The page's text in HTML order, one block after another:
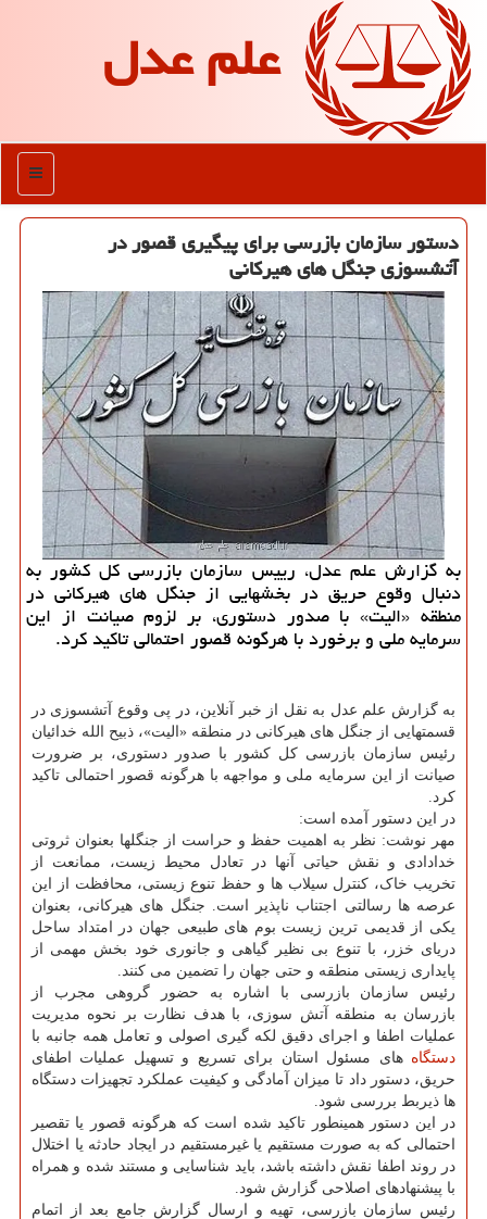
علم عدل
منو
دستور سازمان بازرسی برای پیگیری قصور در
آتشسوزی جنگل های هیرکانی
به گزارش علم عدل، رییس سازمان بازرسی کل کشور به
دنبال وقوع حریق در بخشهایی از جنگل های هیرکانی در
منطقه «الیت» با صدور دستوری، بر لزوم صیانت از این
سرمایه ملی و برخورد با هرگونه قصور احتمالی تاکید کرد.
به گزارش علم عدل به نقل از خبر آنلاین، در پی وقوع آتشسوزی در
قسمتهایی از جنگل های هیرکانی در منطقه «الیت»، ذبیح الله خدائیان
رئیس سازمان بازرسی کل کشور با صدور دستوری، بر ضرورت
صیانت از این سرمایه ملی و مواجهه با هرگونه قصور احتمالی تاکید
کرد.
در این دستور آمده است:
مهر نوشت: نظر به اهمیت حفظ و حراست از جنگلها بعنوان ثروتی
خدادادی و نقش حیاتی آنها در تعادل محیط زیست، ممانعت از
تخریب خاک، کنترل سیلاب ها و حفظ تنوع زیستی، محافظت از این
عرصه ها رسالتی اجتناب ناپذیر است. جنگل های هیرکانی، بعنوان
یکی از قدیمی ترین زیست بوم های طبیعی جهان در امتداد ساحل
دریای خزر، با تنوع بی نظیر گیاهی و جانوری خود بخش مهمی از
پایداری زیستی منطقه و حتی جهان را تضمین می کنند.
رئیس سازمان بازرسی با اشاره به حضور گروهی مجرب از
بازرسان به منطقه آتش سوزی، با هدف نظارت بر نحوه مدیریت
عملیات اطفا و اجرای دقیق لکه گیری اصولی و تعامل همه جانبه با
دستگاه های مسئول استان برای تسریع و تسهیل عملیات اطفای
حریق، دستور داد تا میزان آمادگی و کیفیت عملکرد تجهیزات دستگاه
ها ذیربط بررسی شود.
در این دستور همینطور تاکید شده است که هرگونه قصور یا تقصیر
احتمالی که به صورت مستقیم یا غیرمستقیم در ایجاد حادثه یا اختلال
در روند اطفا نقش داشته باشد، باید شناسایی و مستند شده و همراه
با پیشنهادهای اصلاحی گزارش شود.
رئیس سازمان بازرسی، تهیه و ارسال گزارش جامع بعد از اتمام